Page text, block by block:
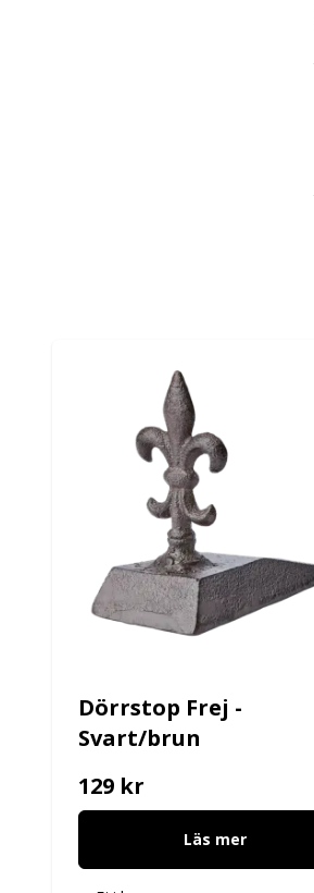
Dörrstop Frej -
Svart/brun
129 kr
Läs mer